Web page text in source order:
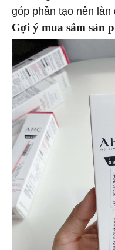
góp phần tạo nên
Gợi ý mua sắm sản